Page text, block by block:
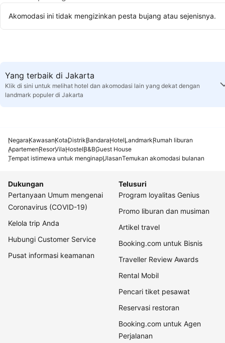
Akomodasi ini tidak mengizinkan pesta bujang atau sejenisnya.
Yang terbaik di Jakarta
Klik di sini untuk melihat hotel dan akomodasi lain yang dekat dengan
landmark populer di Jakarta
NegaraKawasanKotaDistrikBandaraHotelLandmarkRumah liburan
ApartemenResorVilaHostelB&BGuest House
Tempat istimewa untuk menginapUlasanTemukan akomodasi bulanan
Dukungan
Pertanyaan Umum mengenai
Coronavirus (COVID-19)
Kelola trip Anda
Hubungi Customer Service
Pusat informasi keamanan
Telusuri
Program loyalitas Genius
Promo liburan dan musiman
Artikel travel
Booking.com untuk Bisnis
Traveller Review Awards
Rental Mobil
Pencari tiket pesawat
Reservasi restoran
Booking.com untuk Agen
Perjalanan